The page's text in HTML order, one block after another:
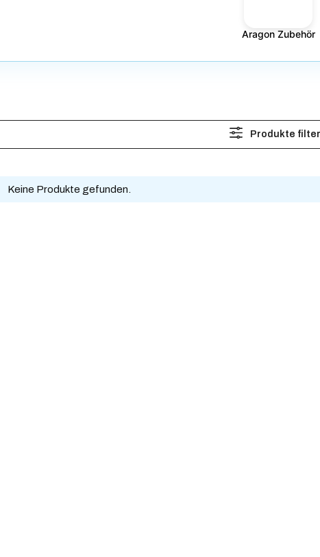
Aragon Zubehör
Produkte
Keine Produkte gefunden.